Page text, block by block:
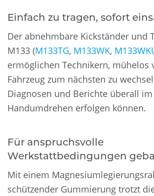
Einfach zu tragen, sofort
Der abnehmbare Kickständer und
M133 (M133TG, M133WK,
ermöglichen Technikern, mühelos
Fahrzeug zum nächsten zu
Diagnosen und Berichte überall im
Handumdrehen erfolgen können.
Für anspruchsvolle
Werkstattbedingungen
Mit einem
schützender Gummierung trotzt